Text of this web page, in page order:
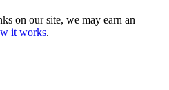
on our site, we may earn an
it works.